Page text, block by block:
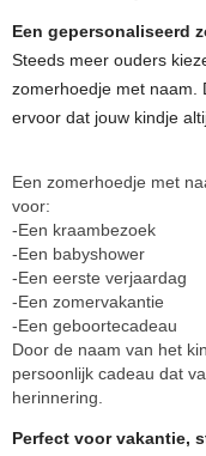
Een gepersonaliseerd
Steeds meer ouders
zomerhoedje met naam.
ervoor dat jouw kindje
Een zomerhoedje met
voor:
-Een kraambezoek
-Een babyshower
-Een eerste verjaardag
-Een zomervakantie
-Een geboortecadeau
Door de naam van het
persoonlijk cadeau dat
herinnering.
Perfect voor vakantie,